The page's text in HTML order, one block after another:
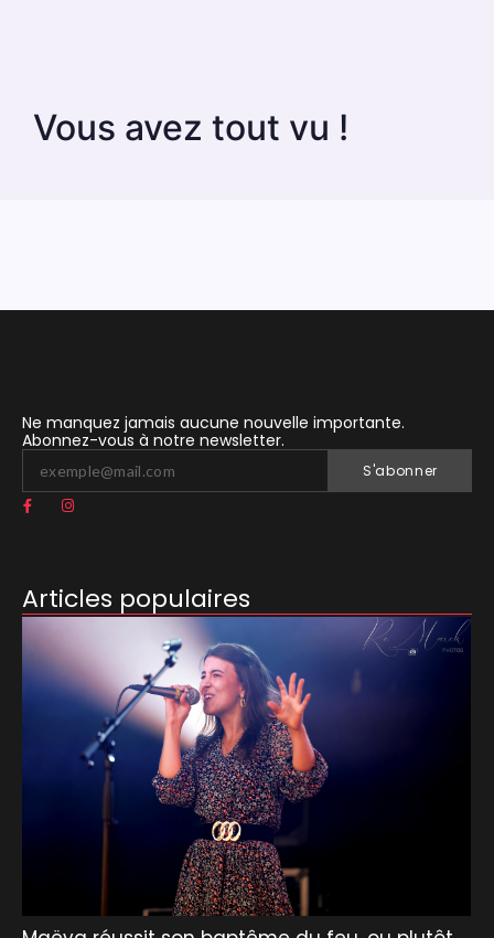
Vous avez tout vu !
Ne manquez jamais aucune nouvelle importante.
Abonnez-vous à notre newsletter.
S'abonner
Articles populaires